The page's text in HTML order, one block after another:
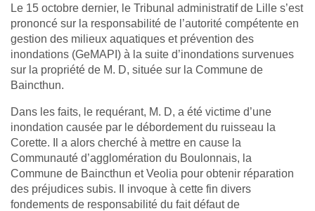
Le 15 octobre dernier, le Tribunal administratif de Lille s’est
prononcé sur la responsabilité de l’autorité compétente en
gestion des milieux aquatiques et prévention des
inondations (GeMAPI) à la suite d’inondations survenues
sur la propriété de M. D, située sur la Commune de
Baincthun.
Dans les faits, le requérant, M. D, a été victime d’une
inondation causée par le débordement du ruisseau la
Corette. Il a alors cherché à mettre en cause la
Communauté d’agglomération du Boulonnais, la
Commune de Baincthun et Veolia pour obtenir réparation
des préjudices subis. Il invoque à cette fin divers
fondements de responsabilité du fait défaut de